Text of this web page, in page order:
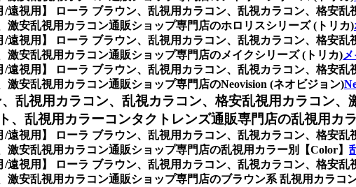
/遠視用】 ローラ ブラウン、乱視用カラコン、乱視カラコン、格安
安乱視用カラコン通販ショップ専門店のホロリスシリーズ (トリカ)
/遠視用】 ローラ ブラウン、乱視用カラコン、乱視カラコン、格安
安乱視用カラコン通販ショップ専門店のメイクシリーズ (トリカ)
/遠視用】 ローラ ブラウン、乱視用カラコン、乱視カラコン、格安
安乱視用カラコン通販ショップ専門店のNeovision (ネオビジョン)
乱視用カラコン、乱視カラコン、格安乱視用カラコン
乱視用カラーコンタクトレンズ通販専門店の乱視用カ
/遠視用】 ローラ ブラウン、乱視用カラコン、乱視カラコン、格安
安乱視用カラコン通販ショップ専門店の乱視用カラー別【Color】
/遠視用】 ローラ ブラウン、乱視用カラコン、乱視カラコン、格安
安乱視用カラコン通販ショップ専門店のブラウン系 乱視用カラコ